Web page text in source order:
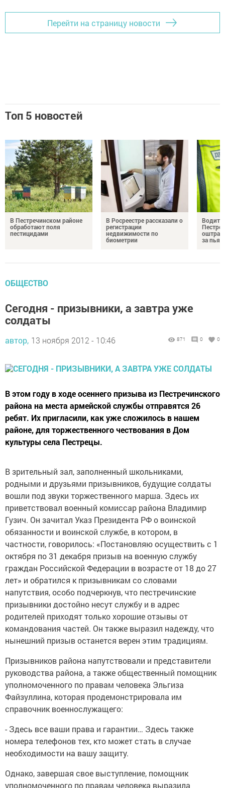
Перейти на страницу новости
Топ 5 новостей
В Пестречинском районе
обработают поля
пестицидами
В Росреестре рассказали о
регистрации
недвижимости по
биометрии
за
ОБЩЕСТВО
Сегодня - призывники, а завтра уже
солдаты
автор, 13 ноября 2012 - 10:46 871 0 0
В этом году в ходе осеннего призыва из Пестречинского
района на места армейской службы отправятся 26
ребят. Их пригласили, как уже сложилось в нашем
районе, для торжественного чествования в Дом
культуры села Пестрецы.
В зрительный зал, заполненный школьниками,
родными и друзьями призывников, будущие солдаты
вошли под звуки торжественного марша. Здесь их
приветствовал военный комиссар района Владимир
Гузич. Он зачитал Указ Президента РФ о воинской
обязанности и воинской службе, в котором, в
частности, говорилось: «Постановляю осуществить с 1
октября по 31 декабря призыв на военную службу
граждан Российской Федерации в возрасте от 18 до 27
лет» и обратился к призывникам со словами
напутствия, особо подчеркнув, что пестречинские
призывники достойно несут службу и в адрес
родителей приходят только хорошие отзывы от
командования частей. Он также выразил надежду, что
нынешний призыв останется верен этим традициям.
Призывников района напутствовали и представители
руководства района, а также общественный помощник
уполномоченного по правам человека Эльгиза
Файзуллина, которая продемонстрировала им
справочник военнослужащего:
- Здесь все ваши права и гарантии… Здесь также
номера телефонов тех, кто может стать в случае
необходимости на вашу защиту.
Однако, завершая свое выступление, помощник
уполномоченного по правам человека выразила